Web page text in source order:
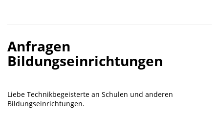
Anfragen
Bildungseinrichtungen
Liebe Technikbegeisterte an Schulen und anderen
Bildungseinrichtungen.